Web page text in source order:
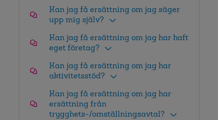
Kan jag få ersättning om jag säger
upp mig själv?
Kan jag få ersättning om jag har haft
eget företag?
Kan jag få ersättning om jag har
aktivitetsstöd?
Kan jag få ersättning om jag har
ersättning från
trygghets-/omställningsavtal?